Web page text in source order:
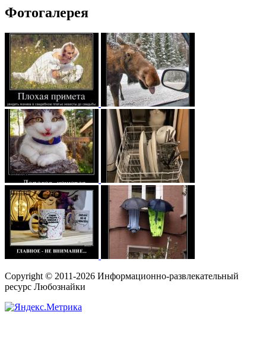
Фотогалерея
Copyright © 2011-2026 Информационно-развлекательный
ресурс Любознайки